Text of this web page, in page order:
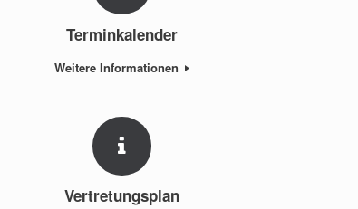
Terminkalender
Weitere Informationen
Vertretungsplan